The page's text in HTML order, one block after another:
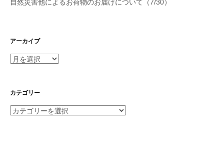
自然災害他によるお荷物のお届けについて（7/30）
アーカイブ
ア
イ
カテゴリー
カ